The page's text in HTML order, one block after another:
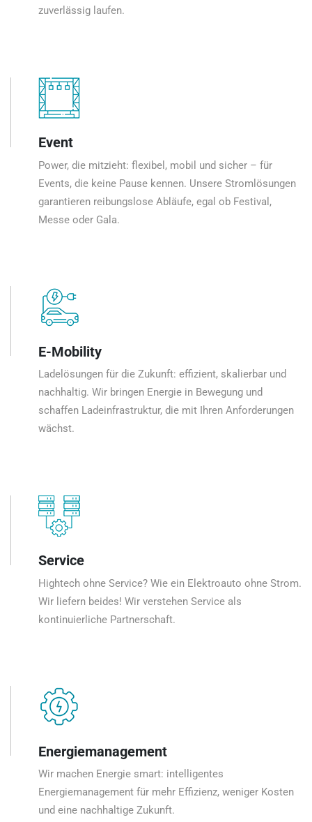
zuverlässig laufen.
Event
Power, die mitzieht: flexibel, mobil und sicher – für
Events, die keine Pause kennen. Unsere Stromlösungen
garantieren reibungslose Abläufe, egal ob Festival,
Messe oder Gala.
E-Mobility
Ladelösungen für die Zukunft: effizient, skalierbar und
nachhaltig. Wir bringen Energie in Bewegung und
schaffen Ladeinfrastruktur, die mit Ihren Anforderungen
wächst.
Service
Hightech ohne Service? Wie ein Elektroauto ohne Strom.
Wir liefern beides! Wir verstehen Service als
kontinuierliche Partnerschaft.
Energiemanagement
Wir machen Energie smart: intelligentes
Energiemanagement für mehr Effizienz, weniger Kosten
und eine nachhaltige Zukunft.